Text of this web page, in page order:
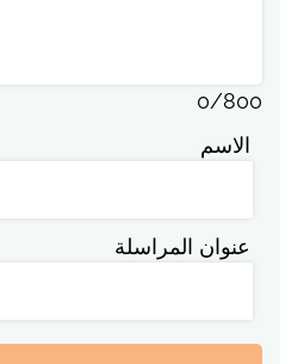
0/800
الاسم
عنوان المراسلة